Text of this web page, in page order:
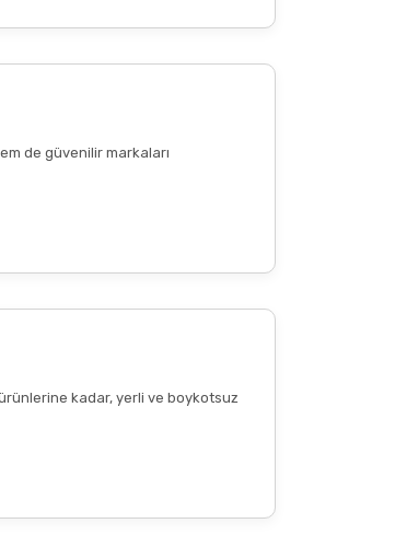
de güvenilir markaları
kadar, yerli ve boykotsuz